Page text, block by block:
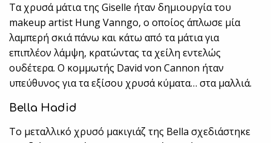
Τα χρυσά μάτια της Giselle ήταν δημιουργία του
makeup artist Hung Vanngo, ο οποίος άπλωσε μία
λαμπερή σκιά πάνω και κάτω από τα μάτια για
επιπλέον λάμψη, κρατώντας τα χείλη εντελώς
ουδέτερα. Ο κομμωτής David von Cannon ήταν
υπεύθυνος για τα εξίσου χρυσά κύματα… στα μαλλιά.
Bella Hadid
Το μεταλλικό χρυσό μακιγιάζ της Bella σχεδιάστηκε